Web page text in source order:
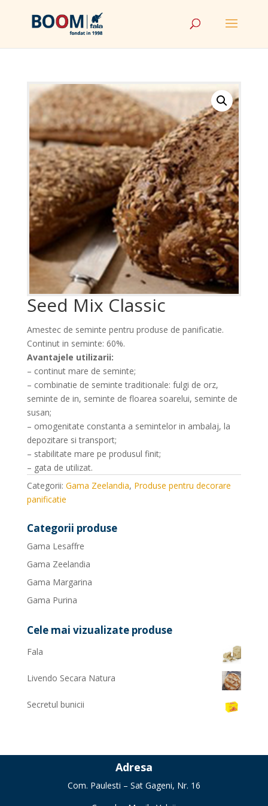
Seed Mix Classic
Amestec de seminte pentru produse de panificatie.
Continut in seminte: 60%.
Avantajele utilizarii:
– continut mare de seminte;
– combinatie de seminte traditionale: fulgi de orz,
seminte de in, seminte de floarea soarelui, seminte de
susan;
– omogenitate constanta a semintelor in ambalaj, la
depozitare si transport;
– stabilitate mare pe produsul finit;
– gata de utilizat.
Categorii: Gama Zeelandia, Produse pentru decorare
panificatie
Categorii produse
Gama Lesaffre
Gama Zeelandia
Gama Margarina
Gama Purina
Cele mai vizualizate produse
Fala
Livendo Secara Natura
Secretul bunicii
Adresa
Com. Paulesti – Sat Gageni, Nr. 16